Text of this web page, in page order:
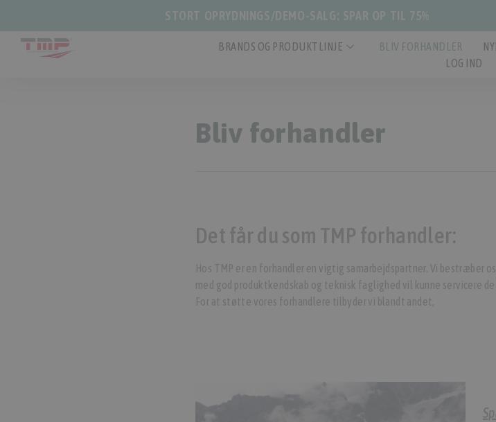
STORT OPRYDNINGS/DEMO-SALG: SPAR OP TIL 75%
BRANDS OG PRODUKTLINJE BLIV FORHANDLER
LOG IND
Bliv forhandler
Det får du som TMP forhandler:
Hos TMP er en forhandler en vigtig samarbejdspartner. Vi bestræber
med god produktkendskab og teknisk faglighed vil kunne servicere de
For at støtte vores forhandlere tilbyder vi blandt andet,